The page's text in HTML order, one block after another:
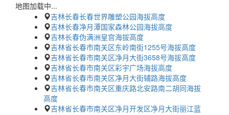
地图加载中...
吉林长春长春世界雕塑公园海拔高度
吉林长春净月潭国家森林公园海拔高度
吉林长春伪满洲皇宫海拔高度
吉林省长春市南关区东岭南街1255号海拔高度
吉林省长春市南关区净月大街3658号海拔高度
吉林省长春市南关区彩宇广场海拔高度
吉林省长春市南关区净月大街辅路海拔高度
吉林省长春市南关区重庆路北安路南二胡同海拔
高度
吉林省长春市南关区净月开发区净月大街丽江蓝